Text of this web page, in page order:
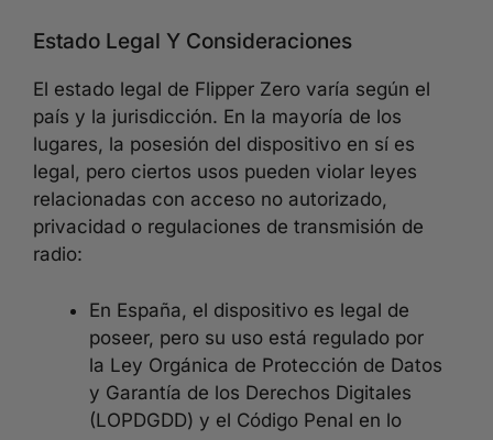
Estado Legal Y Consideraciones
El estado legal de Flipper Zero varía según el
país y la jurisdicción. En la mayoría de los
lugares, la posesión del dispositivo en sí es
legal, pero ciertos usos pueden violar leyes
relacionadas con acceso no autorizado,
privacidad o regulaciones de transmisión de
radio:
En España, el dispositivo es legal de
poseer, pero su uso está regulado por
la Ley Orgánica de Protección de Datos
y Garantía de los Derechos Digitales
(LOPDGDD) y el Código Penal en lo